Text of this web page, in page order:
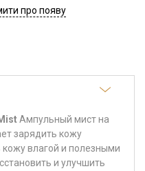
про появу
Ампульный мист на
зарядить кожу
влагой и полезными
и улучшить